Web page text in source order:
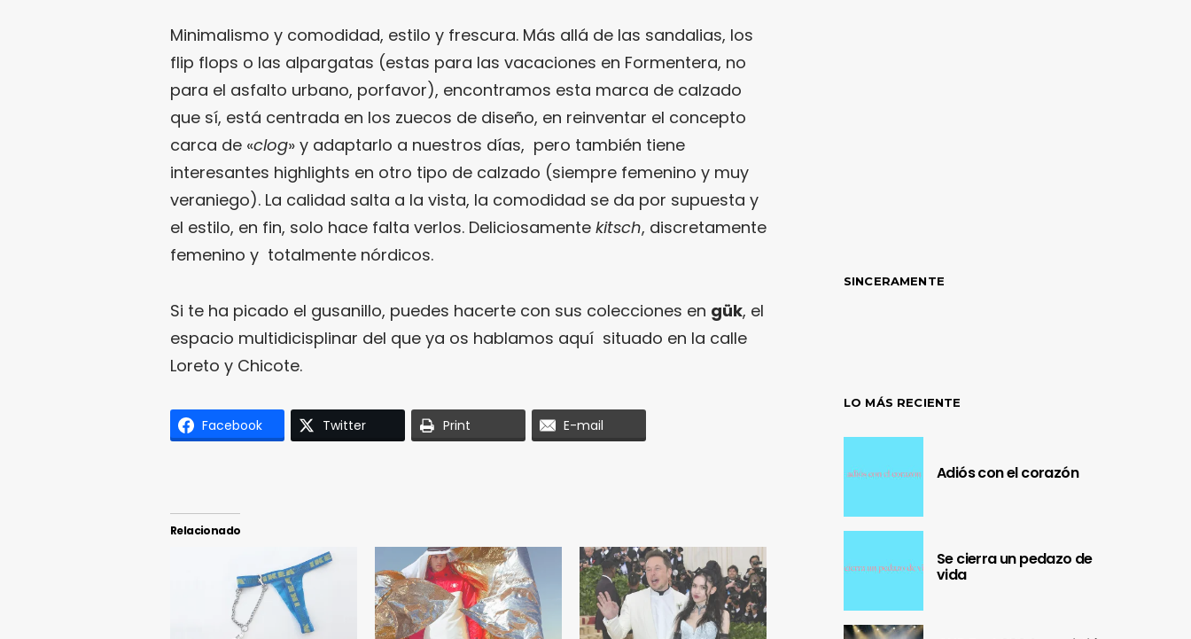
Minimalismo y comodidad, estilo y frescura. Más allá de las sandalias, los
flip flops o las alpargatas (estas para las vacaciones en Formentera, no
para el asfalto urbano, porfavor), encontramos esta marca de calzado
que sí, está centrada en los zuecos de diseño, en reinventar el concepto
carca de «clog» y adaptarlo a nuestros días, pero también tiene
interesantes highlights en otro tipo de calzado (siempre femenino y muy
veraniego). La calidad salta a la vista, la comodidad se da por supuesta y
el estilo, en fin, solo hace falta verlos. Deliciosamente kitsch, discretamente
femenino y totalmente nórdicos.
Si te ha picado el gusanillo, puedes hacerte con sus colecciones en gük, el
espacio multidicisplinar del que ya os hablamos aquí situado en la calle
Loreto y Chicote.
Facebook Twitter Print E-mail
Relacionado
SINCERAMENTE
LO MÁS RECIENTE
Adiós con el corazón
Se cierra un pedazo de
vida